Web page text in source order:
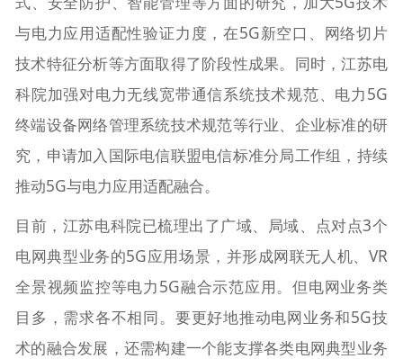
与电力应用适配性验证力度，在5G新空口、网络切片
技术特征分析等方面取得了阶段性成果。同时，江苏电
科院加强对电力无线宽带通信系统技术规范、电力5G
终端设备网络管理系统技术规范等行业、企业标准的研
究，申请加入国际电信联盟电信标准分局工作组，持续
推动5G与电力应用适配融合。
目前，江苏电科院已梳理出了广域、局域、点对点3个
电网典型业务的5G应用场景，并形成网联无人机、VR
全景视频监控等电力5G融合示范应用。但电网业务类
目多，需求各不相同。要更好地推动电网业务和5G技
术的融合发展，还需构建一个能支撑各类电网典型业务